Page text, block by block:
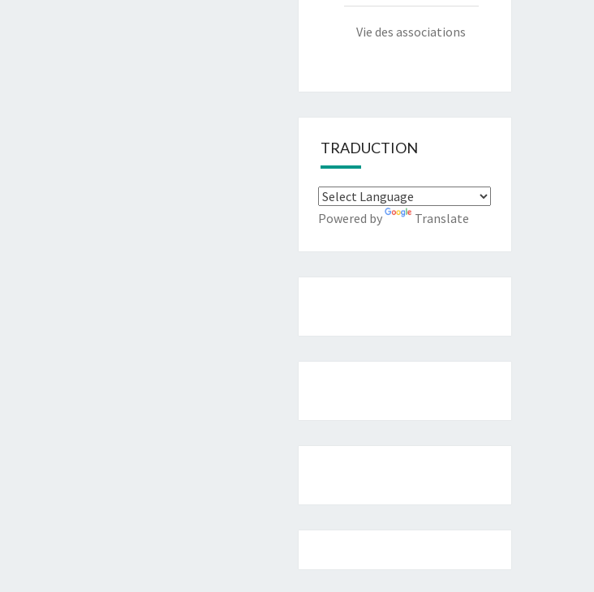
Vie des associations
TRADUCTION
Powered by Translate